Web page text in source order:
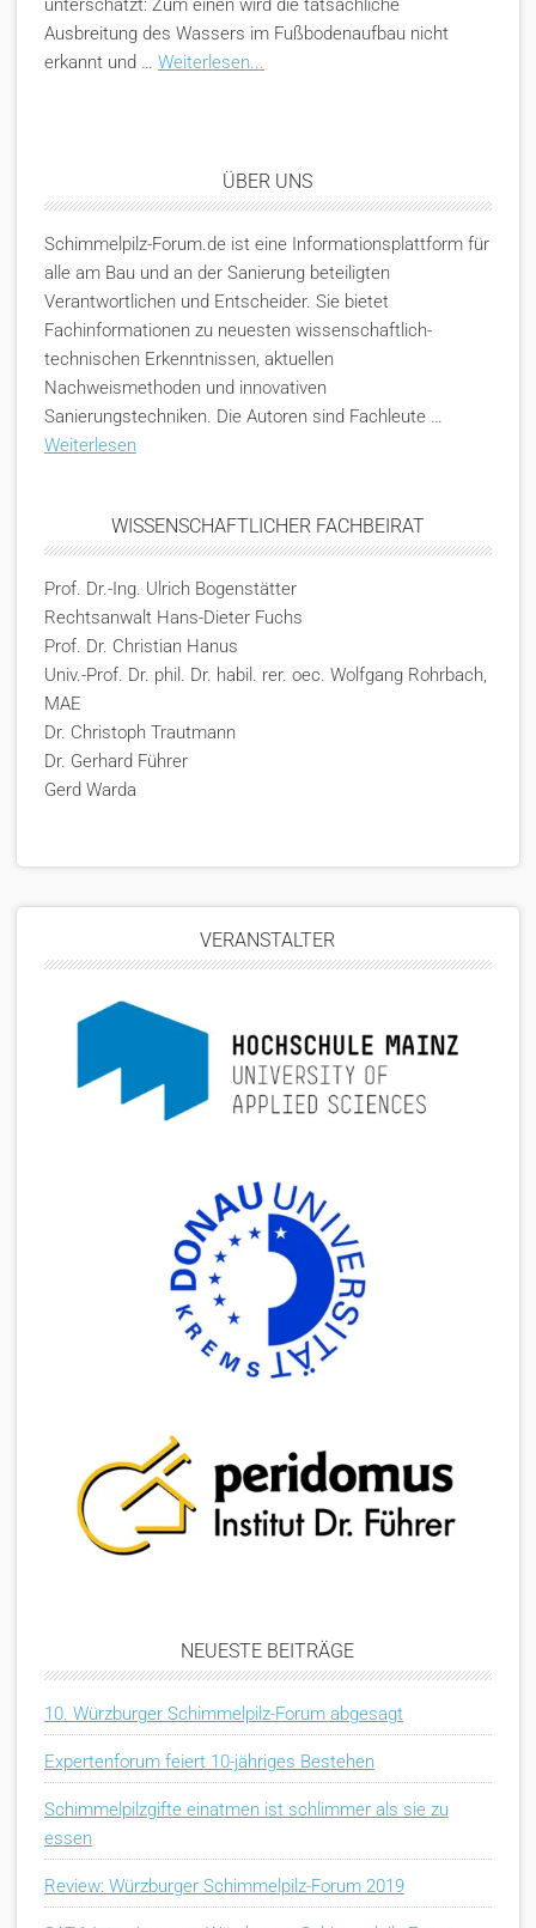
unterschätzt: Zum einen wird die tatsächliche
Ausbreitung des Wassers im Fußbodenaufbau nicht
erkannt und … Weiterlesen...
ÜBER UNS
Schimmelpilz-Forum.de ist eine Informationsplattform für
alle am Bau und an der Sanierung beteiligten
Verantwortlichen und Entscheider. Sie bietet
Fachinformationen zu neuesten wissenschaftlich-
technischen Erkenntnissen, aktuellen
Nachweismethoden und innovativen
Sanierungstechniken. Die Autoren sind Fachleute …
Weiterlesen
WISSENSCHAFTLICHER FACHBEIRAT
Prof. Dr.-Ing. Ulrich Bogenstätter
Rechtsanwalt Hans-Dieter Fuchs
Prof. Dr. Christian Hanus
Univ.-Prof. Dr. phil. Dr. habil. rer. oec. Wolfgang Rohrbach,
MAE
Dr. Christoph Trautmann
Dr. Gerhard Führer
Gerd Warda
VERANSTALTER
NEUESTE BEITRÄGE
10. Würzburger Schimmelpilz-Forum abgesagt
Expertenforum feiert 10-jähriges Bestehen
Schimmelpilzgifte einatmen ist schlimmer als sie zu
essen
Review: Würzburger Schimmelpilz-Forum 2019